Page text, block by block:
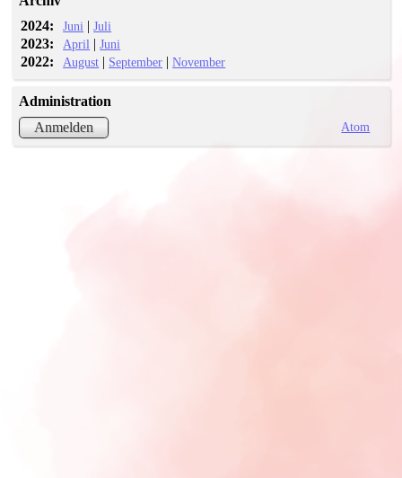
2024:
Juni |Juli
2023: April |Juni
2022: August | September |November
Administration
Anmelden
Atom